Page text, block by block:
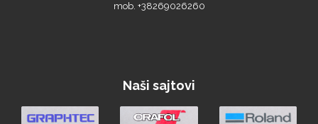
mob. +38269026260
Naši sajtovi